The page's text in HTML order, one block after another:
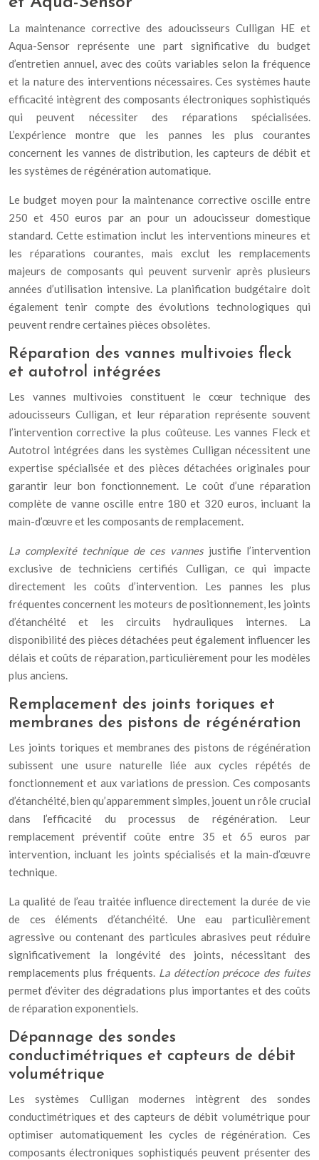
La maintenance corrective des adoucisseurs Culligan HE et
Aqua-Sensor représente une part significative du budget
d’entretien annuel, avec des coûts variables selon la fréquence
et la nature des interventions nécessaires. Ces systèmes haute
efficacité intègrent des composants électroniques sophistiqués
qui peuvent nécessiter des réparations spécialisées.
L’expérience montre que les pannes les plus courantes
concernent les vannes de distribution, les capteurs de débit et
les systèmes de régénération automatique.
Le budget moyen pour la maintenance corrective oscille entre
250 et 450 euros par an pour un adoucisseur domestique
standard. Cette estimation inclut les interventions mineures et
les réparations courantes, mais exclut les remplacements
majeurs de composants qui peuvent survenir après plusieurs
années d’utilisation intensive. La planification budgétaire doit
également tenir compte des évolutions technologiques qui
peuvent rendre certaines pièces obsolètes.
Réparation des vannes multivoies fleck
et autotrol intégrées
Les vannes multivoies constituent le cœur technique des
adoucisseurs Culligan, et leur réparation représente souvent
l’intervention corrective la plus coûteuse. Les vannes Fleck et
Autotrol intégrées dans les systèmes Culligan nécessitent une
expertise spécialisée et des pièces détachées originales pour
garantir leur bon fonctionnement. Le coût d’une réparation
complète de vanne oscille entre 180 et 320 euros, incluant la
main-d’œuvre et les composants de remplacement.
La complexité technique de ces vannes justifie l’intervention
exclusive de techniciens certifiés Culligan, ce qui impacte
directement les coûts d’intervention. Les pannes les plus
fréquentes concernent les moteurs de positionnement, les joints
d’étanchéité et les circuits hydrauliques internes. La
disponibilité des pièces détachées peut également influencer les
délais et coûts de réparation, particulièrement pour les modèles
plus anciens.
Remplacement des joints toriques et
membranes des pistons de régénération
Les joints toriques et membranes des pistons de régénération
subissent une usure naturelle liée aux cycles répétés de
fonctionnement et aux variations de pression. Ces composants
d’étanchéité, bien qu’apparemment simples, jouent un rôle crucial
dans l’efficacité du processus de régénération. Leur
remplacement préventif coûte entre 35 et 65 euros par
intervention, incluant les joints spécialisés et la main-d’œuvre
technique.
La qualité de l’eau traitée influence directement la durée de vie
de ces éléments d’étanchéité. Une eau particulièrement
agressive ou contenant des particules abrasives peut réduire
significativement la longévité des joints, nécessitant des
remplacements plus fréquents. La détection précoce des fuites
permet d’éviter des dégradations plus importantes et des coûts
de réparation exponentiels.
Dépannage des sondes
conductimétriques et capteurs de débit
volumétrique
Les systèmes Culligan modernes intègrent des sondes
conductimétriques et des capteurs de débit volumétrique pour
optimiser automatiquement les cycles de régénération. Ces
composants électroniques sophistiqués peuvent présenter des